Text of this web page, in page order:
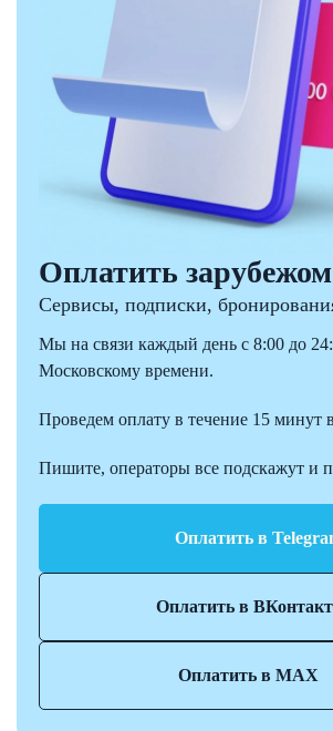
Оплатить зарубежом
Сервисы, подписки,
Мы на связи каждый день с 8:00 до
Московскому времени.
Проведем оплату в течение 15 минут
Пишите, операторы все подскажут и
Оплатить в
Оплатить в
Оплатить в MAX